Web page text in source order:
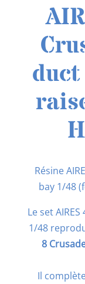
Résine
bay 1/48
Le set AIRES
1/48
8
Il